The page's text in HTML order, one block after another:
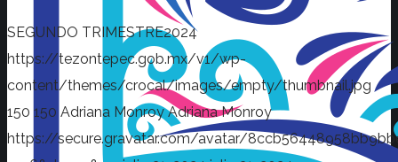
SEGUNDO TRIMESTRE2024
https://tezontepec.gob.mx/v1/wp-
content/themes/crocal/images/empty/thumbnail.jpg
150 150 Adriana Monroy Adriana Monroy
https://secure.gravatar.com/avatar/